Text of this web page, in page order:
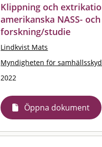
Klippning och
amerikanska NASS-
forskning/studie
Lindkvist Mats
Myndigheten för
2022
Öppna dokument